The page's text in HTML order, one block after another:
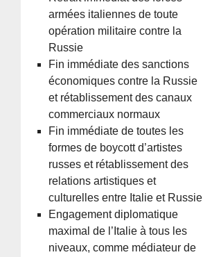
armées italiennes de toute
opération militaire contre la
Russie
Fin immédiate des sanctions
économiques contre la Russie
et rétablissement des canaux
commerciaux normaux
Fin immédiate de toutes les
formes de boycott d’artistes
russes et rétablissement des
relations artistiques et
culturelles entre Italie et Russie
Engagement diplomatique
maximal de l’Italie à tous les
niveaux, comme médiateur de